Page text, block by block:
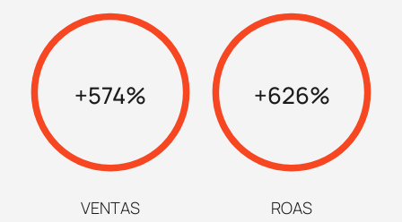
Contenidos
Marketing automation
HubSpot
Branding
+574%
VENTAS
+626%
ROAS